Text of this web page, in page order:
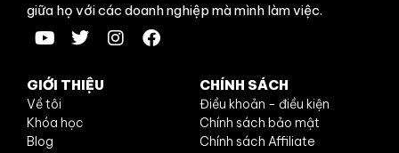
giữa họ với các doanh nghiệp mà mình làm việc.
GIỚI THIỆU
Về tôi
Khóa học
Blog
CHÍNH SÁCH
Điều khoản - điều kiện
Chính sách bảo mật
Chính sách Affiliate